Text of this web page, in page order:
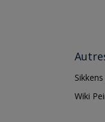
Wiki